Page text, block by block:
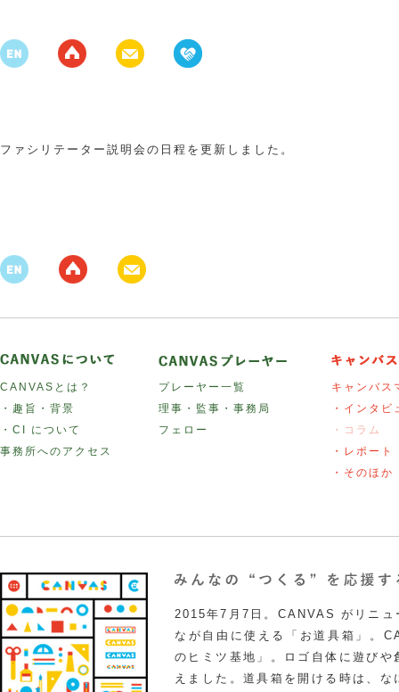
ファシリテーター説明会の日程を更新しました。
CANVASとは？
・趣旨・背景
・CI について
事務所へのアクセス
プレーヤー一覧
理事・監事・事務局
フェロー
キャンバス
・インタビ
・コラム
・レポート
・そのほか
2015年7月7日。CANVAS がリニュ
なが自由に使える「お道具箱」。
のヒミツ基地」。ロゴ自体に遊び
えました。道具箱を開ける時は、